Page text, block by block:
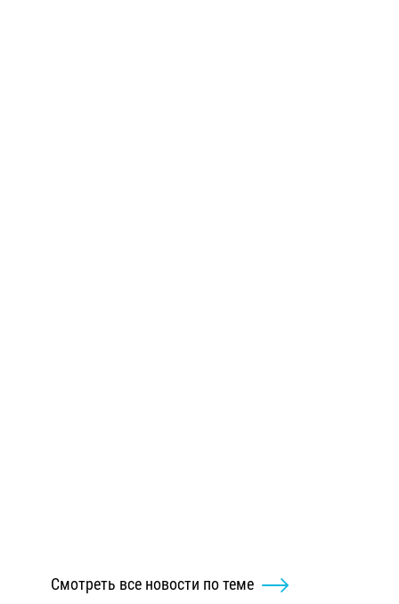
Смотреть все новости по теме